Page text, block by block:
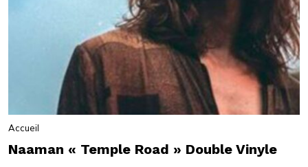
Accueil
Naaman « Temple Road » Double Vinyle